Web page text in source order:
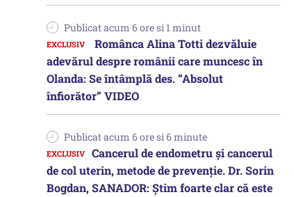
Publicat acum 6 ore si 1 minut
Românca Alina Totti dezvăluie
adevărul despre românii care muncesc în
Olanda: Se întâmplă des. ”Absolut
înfiorător” VIDEO
Publicat acum 6 ore si 6 minute
Cancerul de endometru și cancerul
de col uterin, metode de prevenție. Dr. Sorin
Bogdan, SANADOR: Știm foarte clar că este